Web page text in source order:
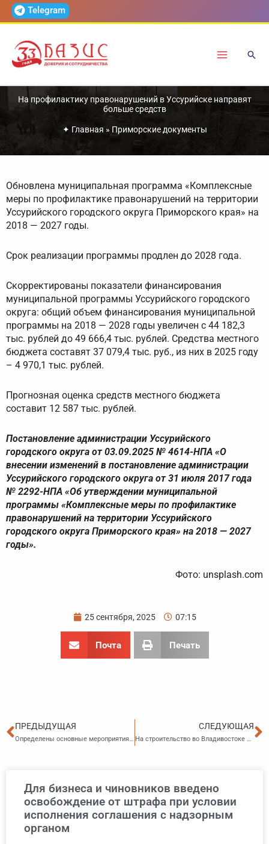
ПерейтиTelegram
На профилактику правонарушений в Уссурийске направят
больше средств
✦ Главная » Приморские документы
Обновлена муниципальная программа «Комплексные
меры по профилактике правонарушений на территории
Уссурийского городского округа Приморского края» на
2018 — 2027 годы.
Срок реализации программы продлен до 2028 года.
Скорректированы показатели финансирования
муниципальной программы Уссурийского городского
округа: общий объем финансирования муниципальной
программы на 2018 — 2028 годы увеличен с 44 182,3
тыс. рублей до 49 666,4 тыс. рублей. Средства местного
бюджета составят 37 079,4 тыс. руб., из них в 2025 году
– 4 970,1 тыс. рублей.
Прогнозная оценка средств местного бюджета
составит 12 587 тыс. рублей.
Постановление администрации Уссурийского
городского округа от 03.09.2025 № 4614-НПА «О
внесении изменений в постановление администрации
Уссурийского городского округа от 31 июля 2017 года
№ 2292-НПА «Об утверждении муниципальной
программы «Комплексные меры по профилактике
правонарушений на территории Уссурийского
городского округа Приморского края» на 2018 — 2027
годы».
Фото: unsplash.com
25 сентября, 2025 07:15
Почта Печать
Пред
ПРЕДЫДУЩАЯ
Определены основные мероприятия по организации обучения граждан начальным знаниям в области обороны
СЛЕДУЮЩАЯ
На строительство во Владивостоке направят больше средств
Для бизнеса и чиновников введено
освобождение от штрафа при условии
исполнения соглашения с надзорным
органом